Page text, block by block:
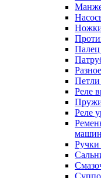
Палец
Реле
Реле
машин